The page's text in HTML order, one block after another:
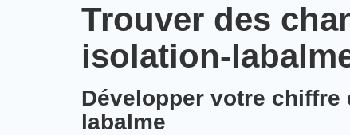
Trouver des
isolation-
Développer votre
labalme